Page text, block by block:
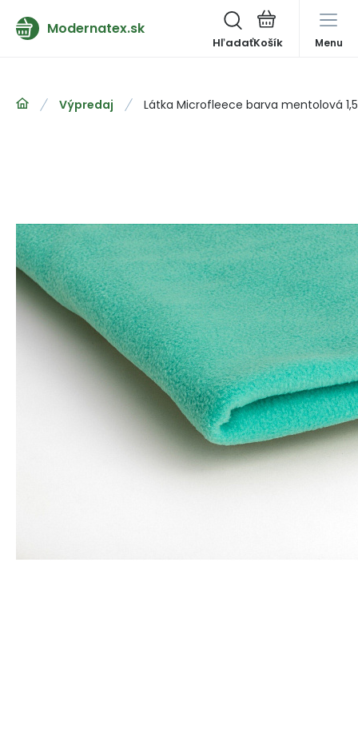
Modernatex.sk
Hľadať Menu
Výpredaj Látka Microfleece barva mentolová